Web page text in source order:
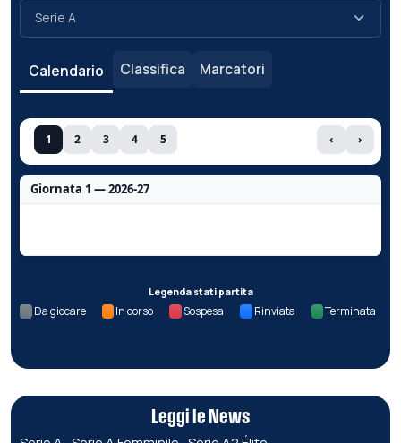
Calendario Classifica Marcatori
1 2 3 4 5 ‹ ›
Giornata 1 — 2026-27
Legenda stati partita
Da giocare In corso Sospesa Rinviata Terminata
Leggi le News